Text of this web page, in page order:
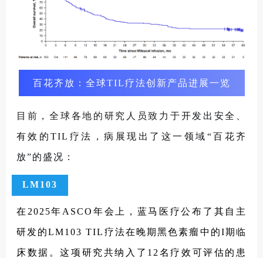
百花齐放：全球TIL疗法创新产品进展一览
目前，全球各地的研究人员致力于开发出安全、
有效的TIL疗法，病展现出了这一领域“百花齐
放”的盛况：
LM103
在2025年ASCO年会上，蓝马医疗公布了其自主
研发的LM103 TIL疗法在晚期黑色素瘤中的I期临
床数据。这项研究共纳入了12名疗效可评估的患